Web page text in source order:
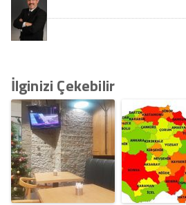
İlginizi Çekebilir